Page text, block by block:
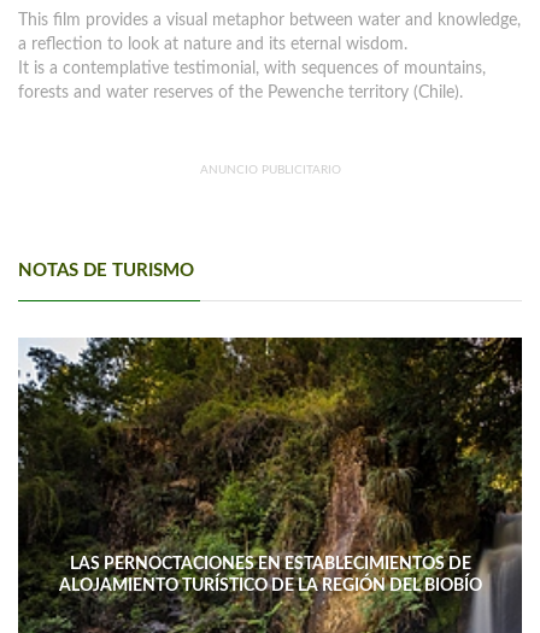
This film provides a visual metaphor between water and knowledge,
a reflection to look at nature and its eternal wisdom.
It is a contemplative testimonial, with sequences of mountains,
forests and water reserves of the Pewenche territory (Chile).
ANUNCIO PUBLICITARIO
NOTAS DE TURISMO
LAS PERNOCTACIONES EN ESTABLECIMIENTOS DE
ALOJAMIENTO TURÍSTICO DE LA REGIÓN DEL BIOBÍO
DISMINUYERON 15,4% INTERANUAL